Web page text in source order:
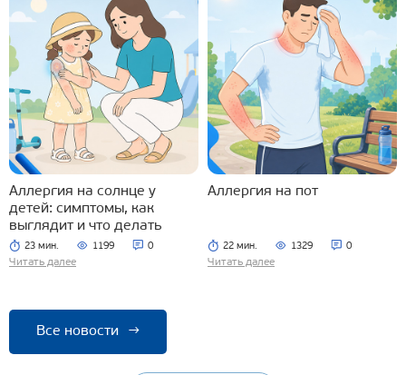
Аллергия на солнце у
детей: симптомы, как
выглядит и что делать
23 мин. 1199 0
Читать далее
Аллергия на пот
22 мин. 1329 0
Читать далее
Все новости →